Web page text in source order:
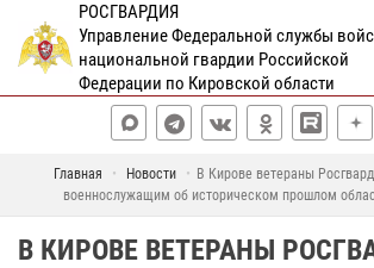
РОСГВАРДИЯ
Управление Федеральной службы
национальной гвардии Российской
Федерации по Кировской области
Главная Новости
В Кирове ветераны
военнослужащим об историческом прошлом
В КИРОВЕ ВЕТЕРАНЫ